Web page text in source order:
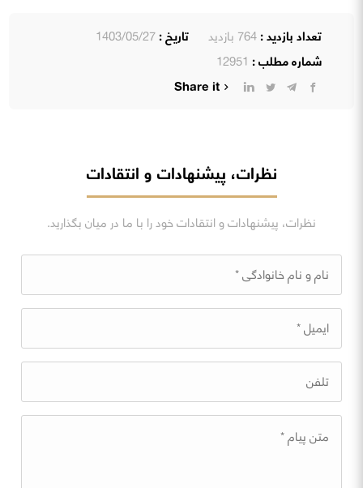
تعداد بازدید :764 بازدید تاریخ :1403/05/27
شماره مطلب : 12951
Share it
نظرات، پیشنهادات و انتقادات
نظرات، پیشنهادات و انتقادات خود را با ما در میان بگذارید.